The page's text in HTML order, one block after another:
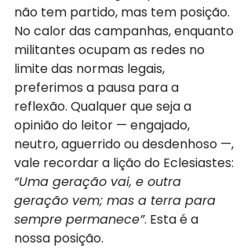
não tem partido, mas tem posição.
No calor das campanhas, enquanto
militantes ocupam as redes no
limite das normas legais,
preferimos a pausa para a
reflexão. Qualquer que seja a
opinião do leitor — engajado,
neutro, aguerrido ou desdenhoso —,
vale recordar a lição do Eclesiastes:
“Uma geração vai, e outra
geração vem; mas a terra para
sempre permanece”. Esta é a
nossa posição.